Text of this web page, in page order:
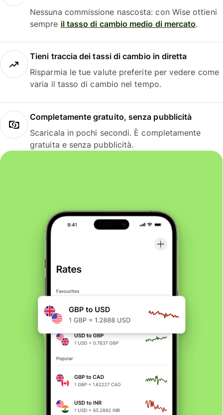
Nessuna commissione nascosta: con Wise ottieni
sempre il tasso di cambio medio di mercato.
Tieni traccia dei tassi di cambio in diretta
Risparmia le tue valute preferite per vedere come
varia il tasso di cambio nel tempo.
Completamente gratuito, senza pubblicità
Scaricala in pochi secondi. È completamente
gratuita e senza pubblicità.